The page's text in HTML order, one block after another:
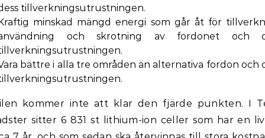
tillverkningsutrustningen.
minskad mängd energi som går åt för
och skrotning av fordonet och
bättre i alla tre områden än alternativa fordon och
kommer inte att klar den fjärde punkten. I
sitter 6 831 st lithium-ion celler som har en